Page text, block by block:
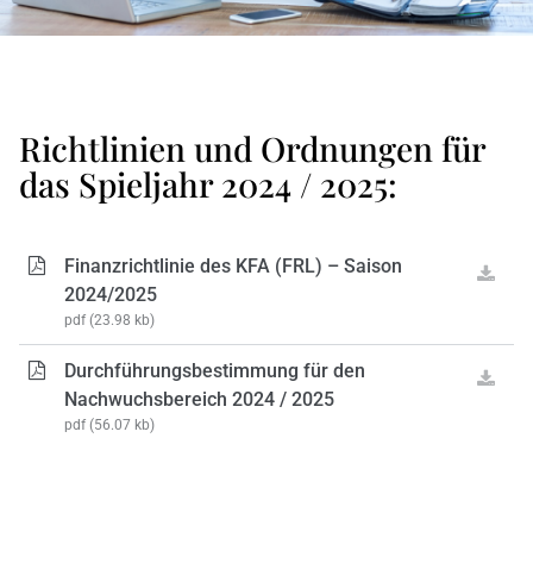
Richtlinien und Ordnungen für
das Spieljahr 2024 / 2025:
Finanzrichtlinie des KFA (FRL) – Saison
2024/2025
pdf (23.98 kb)
Durchführungsbestimmung für den
Nachwuchsbereich 2024 / 2025
pdf (56.07 kb)